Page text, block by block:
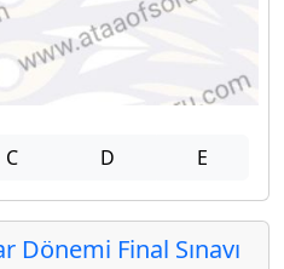
C D E
Dönemi Final Sınavı